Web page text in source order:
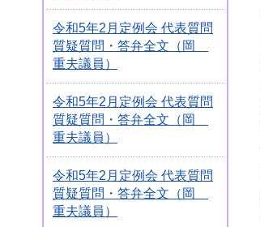
令和5年2月定例会 代表質問
質疑質問・答弁全文（岡
重夫議員）
令和5年2月定例会 代表質問
質疑質問・答弁全文（岡
重夫議員）
令和5年2月定例会 代表質問
質疑質問・答弁全文（岡
重夫議員）